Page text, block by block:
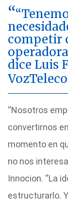
competir
dice Luis
“Nosotros
convertirnos
momento en
no nos
Innocion. “La
estructurarlo.